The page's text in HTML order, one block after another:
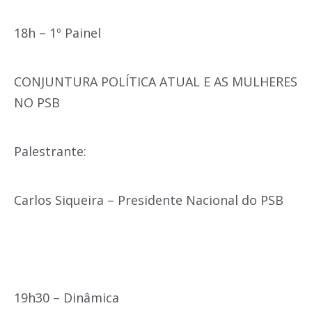
18h – 1º Painel
CONJUNTURA POLÍTICA ATUAL E AS MULHERES
NO PSB
Palestrante:
Carlos Siqueira – Presidente Nacional do PSB
19h30 – Dinâmica